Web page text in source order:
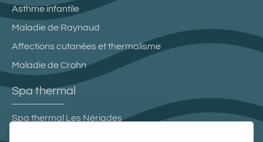
Asthme infantile
Maladie de Raynaud
Affections cutanées et thermalisme
Maladie de Crohn
Spa thermal
Spa thermal Les Nériades